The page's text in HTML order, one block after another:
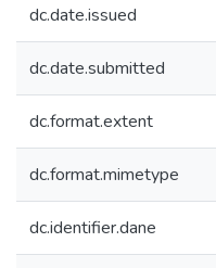
dc.date.issued
dc.date.submitted
dc.format.extent
dc.format.mimetype
dc.identifier.dane